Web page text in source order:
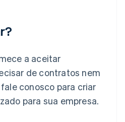
a aceitar
de contratos nem
conosco para criar
para sua empresa.